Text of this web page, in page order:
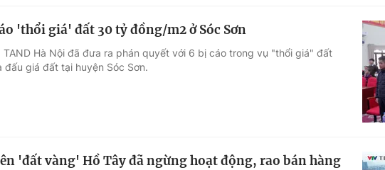
'thổi giá' đất 30 tỷ đồng/m2 ở Sóc Sơn
Hà Nội đã đưa ra phán quyết với 6 bị cáo trong vụ "thổi giá" đất
giá đất tại huyện Sóc Sơn.
'đất vàng' Hồ Tây đã ngừng hoạt động, rao bán hàng